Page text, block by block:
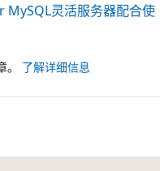
灵活服务器配合使
。 了解详细信息